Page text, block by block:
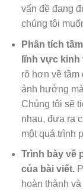
vấn đề đang
chúng tôi
Phân tích
lĩnh vực kinh
rõ hơn về tầm
ảnh hưởng
Chúng tôi sẽ
nhau, đưa ra
một quá trình
Trình bày về
của bài viết.
hoàn thành